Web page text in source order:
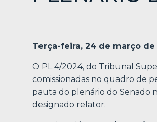
Terça-feira, 24 de março de
O PL 4/2024, do Tribunal
comissionadas no quadro de
pauta do plenário do Senado
designado relator.